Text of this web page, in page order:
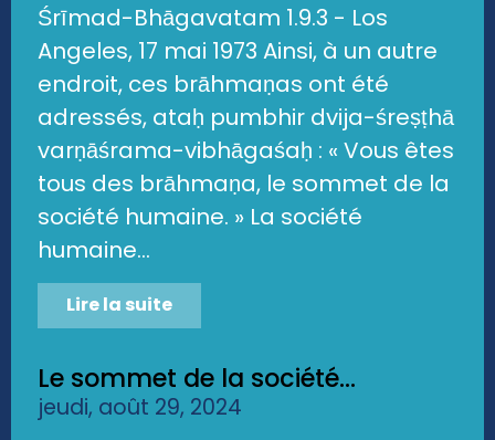
Śrīmad-Bhāgavatam 1.9.3 - Los
Angeles, 17 mai 1973 Ainsi, à un autre
endroit, ces brāhmaṇas ont été
adressés, ataḥ pumbhir dvija-śreṣṭhā
varṇāśrama-vibhāgaśaḥ : « Vous êtes
tous des brāhmaṇa, le sommet de la
société humaine. » La société
humaine...
Lire la suite
Le sommet de la société...
jeudi, août 29, 2024